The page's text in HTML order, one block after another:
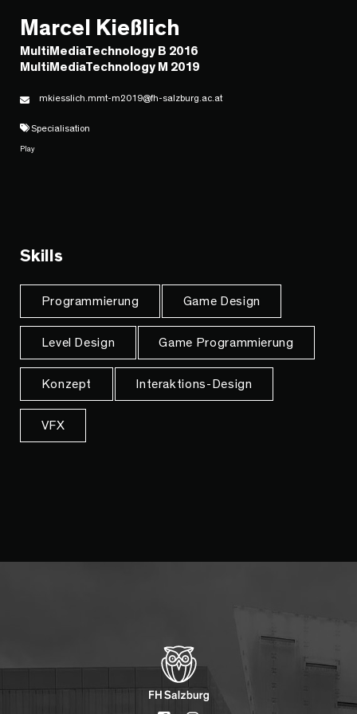
Marcel Kießlich
MultiMediaTechnology B 2016
MultiMediaTechnology M 2019
mkiesslich.mmt-m2019@fh-salzburg.ac.at
Specialisation
Play
Skills
Programmierung Game Design
Level Design Game Programmierung
Konzept Interaktions-Design
VFX